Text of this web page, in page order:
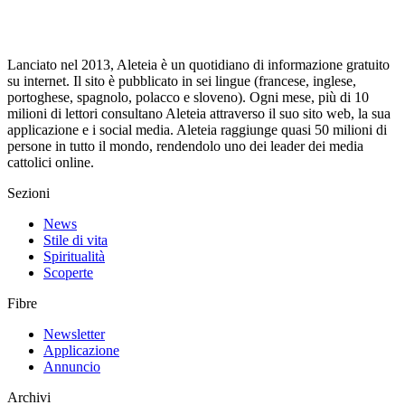
Lanciato nel 2013, Aleteia è un quotidiano di informazione gratuito
su internet. Il sito è pubblicato in sei lingue (francese, inglese,
portoghese, spagnolo, polacco e sloveno). Ogni mese, più di 10
milioni di lettori consultano Aleteia attraverso il suo sito web, la sua
applicazione e i social media. Aleteia raggiunge quasi 50 milioni di
persone in tutto il mondo, rendendolo uno dei leader dei media
cattolici online.
Sezioni
News
Stile di vita
Spiritualità
Scoperte
Fibre
Newsletter
Applicazione
Annuncio
Archivi